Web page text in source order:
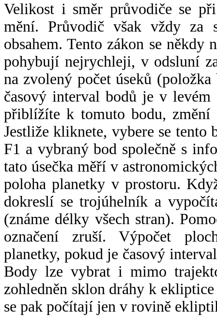
Velikost i směr průvodiče se
mění. Průvodič však vždy za
obsahem. Tento zákon se někdy
pohybují nejrychleji, v odsluní
na zvolený počet úseků
časový interval bodů je v
přiblížíte k tomuto bodu,
Jestliže kliknete, vybere se tento
F1 a vybraný bod společně s
tato úsečka měří v
poloha planetky v prostoru.
dokreslí se trojúhelník a
(známe délky všech stran).
označení zruší. Výpočet
planetky, pokud je časový
Body lze vybrat i mimo
zohledněn sklon dráhy k
se pak počítají jen v rovině